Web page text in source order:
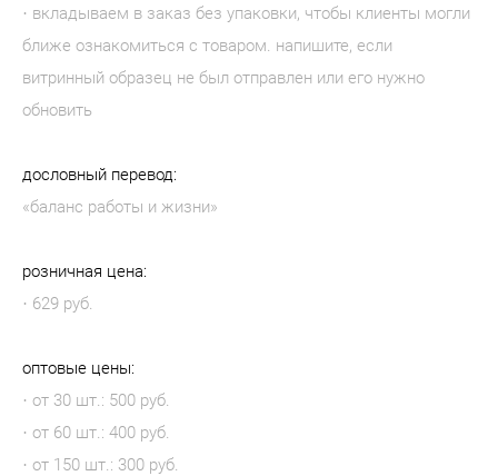
· вкладываем в заказ без упаковки, чтобы клиенты могли
ближе ознакомиться с товаром. напишите, если
витринный образец не был отправлен или его нужно
обновить
дословный перевод:
«баланс работы и жизни»
розничная цена:
· 629 руб.
оптовые цены:
· от 30 шт.: 500 руб.
· от 60 шт.: 400 руб.
· от 150 шт.: 300 руб.